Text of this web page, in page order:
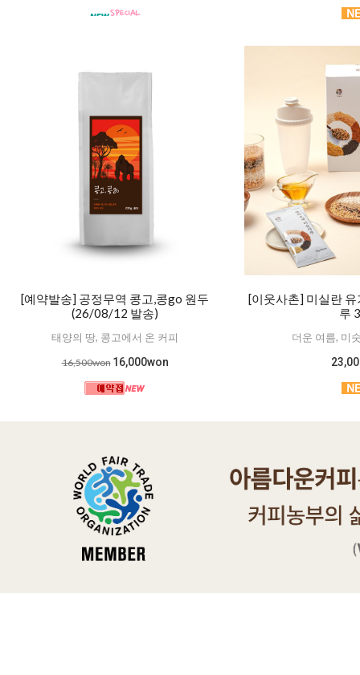
[예약발송] 공정무역 콩고,콩go 원두
(26/08/12 발송)
태양의 땅, 콩고에서 온 커피
16,500won 16,000won
[이웃사촌] 미실란
루
더운 여름, 미